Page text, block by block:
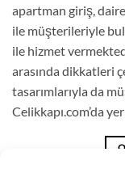
apartman giriş,
ile müşterileriyle
ile hizmet
arasında dikkatleri
tasarımlarıyla da
Celikkapı.com’da